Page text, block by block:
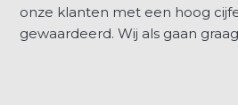
onze klanten met een hoog
gewaardeerd. Wij als gaan